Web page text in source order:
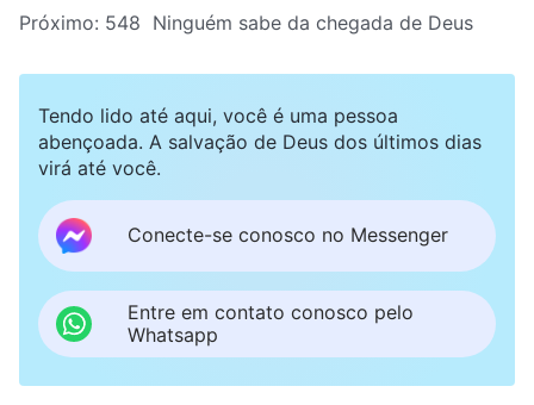
Próximo: 548 Ninguém sabe da chegada de Deus
Tendo lido até aqui, você é uma pessoa
abençoada. A salvação de Deus dos últimos dias
virá até você.
Conecte-se conosco no Messenger
Entre em contato conosco pelo
Whatsapp